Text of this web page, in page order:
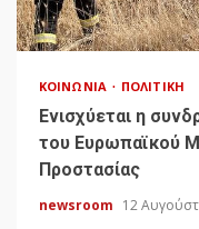
ΚΟΙΝΩΝΊΑ ΠΟΛΙΤΙΚΉ
Ενισχύεται η
του Ευρωπαϊκού
Προστασίας
newsroom 12